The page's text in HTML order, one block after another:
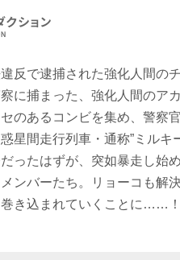
反で逮捕された強化人間の
に捕まった、強化人間のア
のあるコンビを集め、警察
星間走行列車・通称”ミル
ったはずが、突如暴走し始
ンバーたち。リョーコも解
き込まれていくことに……！